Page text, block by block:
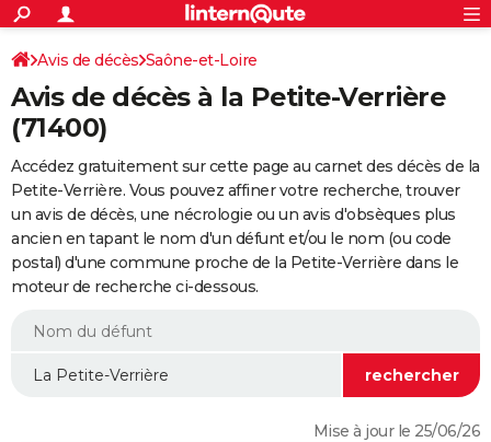
ACTUALITÉS
Politique
Société
Faits Divers
Education
Monde
Villes
+
SPORT
Coupe du monde 2026
Football
Tennis
Cyclisme
Rugby
Forum
FINANCE
Retraite
Impôts
Epargne
Immobilier
Risques naturels par ville
Banque
Assurance
Crédit
Essais
Réserver un essai
Citadines
Berlines
SUV
Forum auto
+
HIGH-TECH
Mobiles
Meilleur smartphone
Internet
Ordinateurs
Jeux vidéo
Guide high-tech
+BRICOLAGE
Forum
Aménagement intérieur
Extérieur
Cuisine
Salle de bains
Jardinage
Rangement
WEEK-END
Guides de France
Escapades
Patrimoine
Expositions
Musées
Week-end nature
LIFESTYLE
S'inscrire
Connexion
Avis de décès Saône-et-Loire
Avis de décès à la Petite-Verrière
(71400)
Accédez gratuitement sur cette page au carnet des décès de la
Petite-Verrière. Vous pouvez affiner votre recherche, trouver
un avis de décès, une nécrologie ou un avis d'obsèques plus
ancien en tapant le nom d'un défunt et/ou le nom (ou code
postal) d'une commune proche de la Petite-Verrière dans le
moteur de recherche ci-dessous.
Mise à jour le 25/06/26